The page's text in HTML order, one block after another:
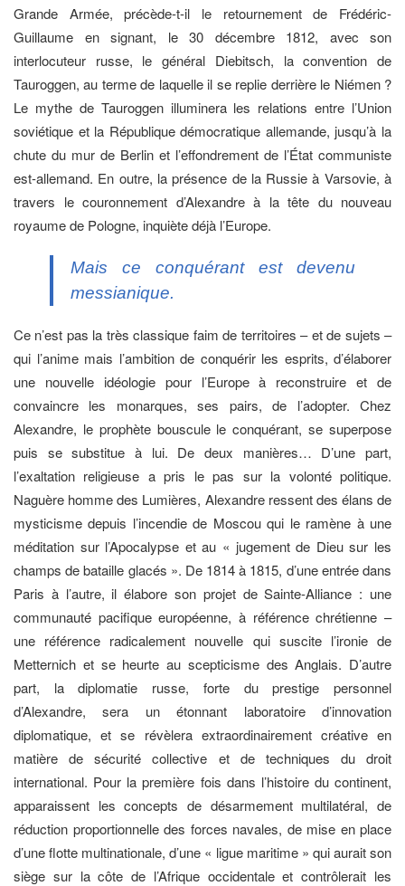
Grande Armée, précède-t-il le retournement de Frédéric-
Guillaume en signant, le 30 décembre 1812, avec son
interlocuteur russe, le général Diebitsch, la convention de
Tauroggen, au terme de laquelle il se replie derrière le Niémen ?
Le mythe de Tauroggen illuminera les relations entre l’Union
soviétique et la République démocratique allemande, jusqu’à la
chute du mur de Berlin et l’effondrement de l’État communiste
est-allemand. En outre, la présence de la Russie à Varsovie, à
travers le couronnement d’Alexandre à la tête du nouveau
royaume de Pologne, inquiète déjà l’Europe.
Mais ce conquérant est devenu
messianique.
Ce n’est pas la très classique faim de territoires – et de sujets –
qui l’anime mais l’ambition de conquérir les esprits, d’élaborer
une nouvelle idéologie pour l’Europe à reconstruire et de
convaincre les monarques, ses pairs, de l’adopter. Chez
Alexandre, le prophète bouscule le conquérant, se superpose
puis se substitue à lui. De deux manières… D’une part,
l’exaltation religieuse a pris le pas sur la volonté politique.
Naguère homme des Lumières, Alexandre ressent des élans de
mysticisme depuis l’incendie de Moscou qui le ramène à une
méditation sur l’Apocalypse et au « jugement de Dieu sur les
champs de bataille glacés ». De 1814 à 1815, d’une entrée dans
Paris à l’autre, il élabore son projet de Sainte-Alliance : une
communauté pacifique européenne, à référence chrétienne –
une référence radicalement nouvelle qui suscite l’ironie de
Metternich et se heurte au scepticisme des Anglais. D’autre
part, la diplomatie russe, forte du prestige personnel
d’Alexandre, sera un étonnant laboratoire d’innovation
diplomatique, et se révèlera extraordinairement créative en
matière de sécurité collective et de techniques du droit
international. Pour la première fois dans l’histoire du continent,
apparaissent les concepts de désarmement multilatéral, de
réduction proportionnelle des forces navales, de mise en place
d’une flotte multinationale, d’une « ligue maritime » qui aurait son
siège sur la côte de l’Afrique occidentale et contrôlerait les